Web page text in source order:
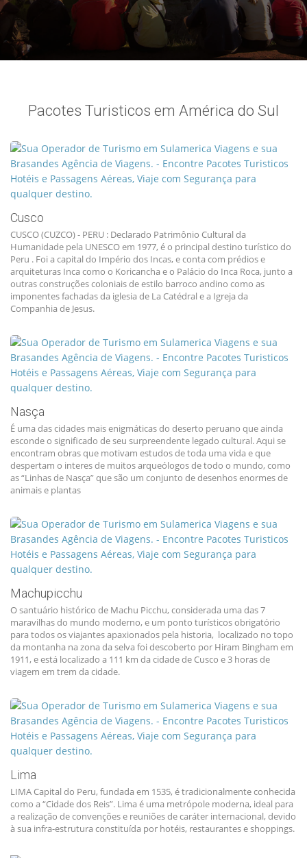
Pacotes Turisticos em América do Sul
Cusco
CUSCO (CUZCO) - PERU : Declarado Patrimônio Cultural da
Humanidade pela UNESCO em 1977, é o principal destino turístico do
Peru . Foi a capital do Império dos Incas, e conta com prédios e
arquiteturas Inca como o Koricancha e o Palácio do Inca Roca, junto a
outras construções coloniais de estilo barroco andino como as
imponentes fachadas da iglesia de La Catédral e a Igreja da
Companhia de Jesus.
Nasça
É uma das cidades mais enigmáticas do deserto peruano que ainda
esconde o significado de seu surpreendente legado cultural. Aqui se
encontram obras que motivam estudos de toda uma vida e que
despertam o interes de muitos arqueólogos de todo o mundo, como
as “Linhas de Nasça” que são um conjunto de desenhos enormes de
animais e plantas
Machupicchu
O santuário histórico de Machu Picchu, considerada uma das 7
maravilhas do mundo moderno, e um ponto turísticos obrigatório
para todos os viajantes apaxionados pela historia, localizado no topo
da montanha na zona da selva foi descoberto por Hiram Bingham em
1911, e está localizado a 111 km da cidade de Cusco e 3 horas de
viagem em trem da cidade.
Lima
LIMA Capital do Peru, fundada em 1535, é tradicionalmente conhecida
como a “Cidade dos Reis”. Lima é uma metrópole moderna, ideal para
a realização de convenções e reuniões de caráter internacional, devido
à sua infra-estrutura constituída por hotéis, restaurantes e shoppings.